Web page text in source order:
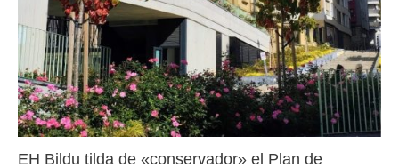
EH Bildu tilda de «conservador» el Plan de